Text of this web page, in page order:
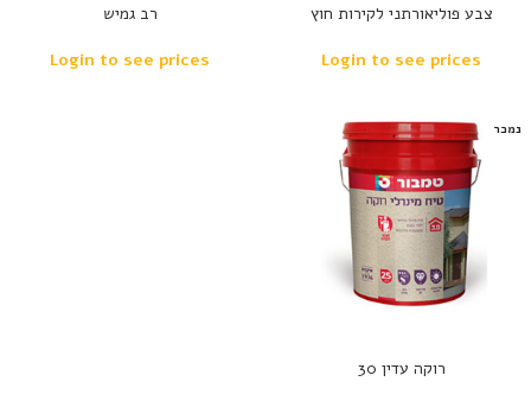
צבע פוליאורתני לקירות חוץ
Login to see prices
רב גמיש
Login to see prices
נמכר
רוקה עדין 30